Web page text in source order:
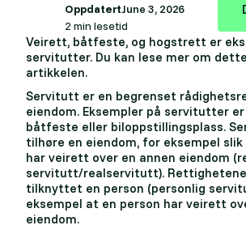
OppdatertJune 3, 2026
2 min lesetid
Veirett, båtfeste, og hogstrett er
servitutter. Du kan lese mer om
artikkelen.
Servitutt er en begrenset
eiendom. Eksempler på servitutter
båtfeste eller biloppstillingsplass.
tilhøre en eiendom, for eksempel
har veirett over en annen eiendom
servitutt/realservitutt).
tilknyttet en person (personlig
eksempel at en person har veirett
eiendom.